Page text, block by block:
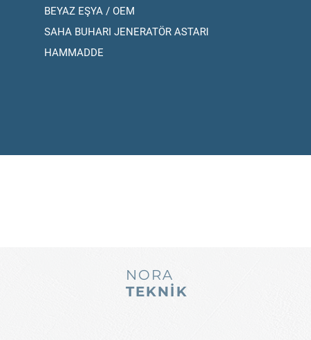
BEYAZ EŞYA / OEM
SAHA BUHARI JENERATÖR ASTARI
HAMMADDE
NORA
TEKNİK